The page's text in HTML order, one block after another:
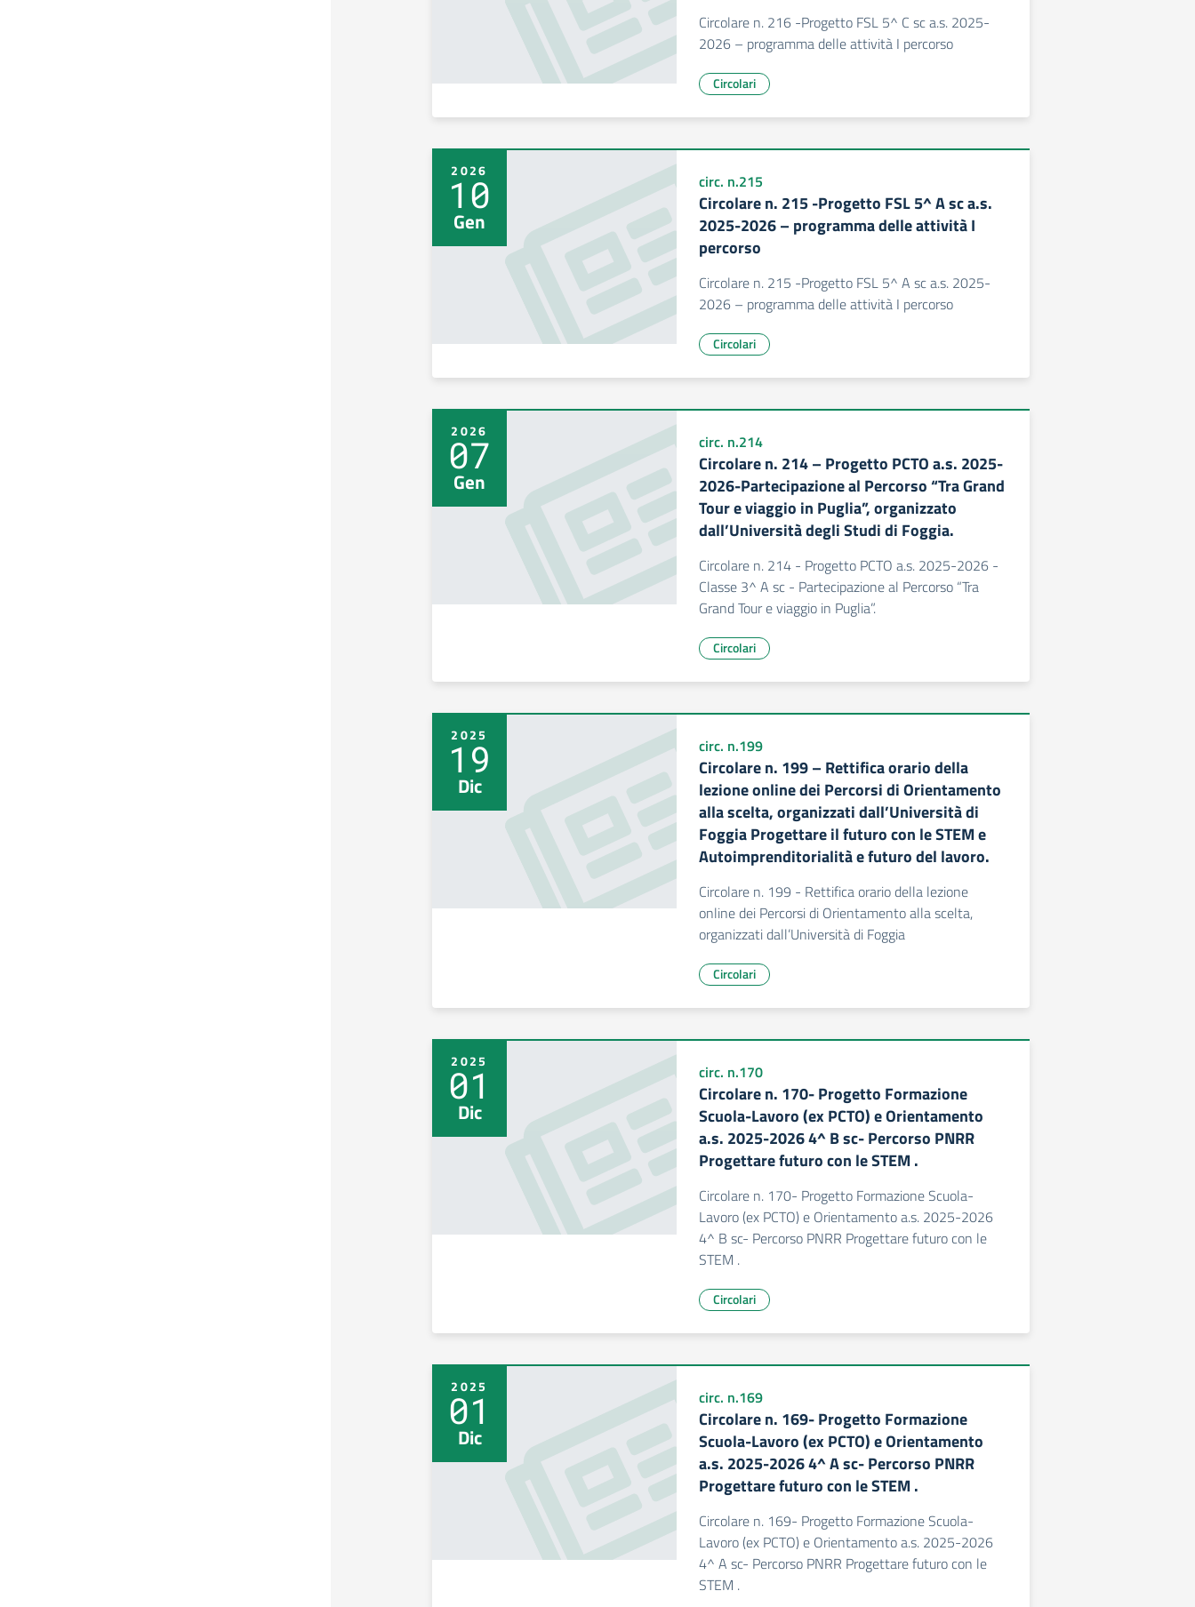
Circolare n. 216 -Progetto FSL 5^ C sc a.s. 2025-
2026 – programma delle attività I percorso
Circolari
2026
10
Gen
circ. n.215
Circolare n. 215 -Progetto FSL 5^ A sc a.s.
2025-2026 – programma delle attività I
percorso
Circolare n. 215 -Progetto FSL 5^ A sc a.s. 2025-
2026 – programma delle attività I percorso
Circolari
2026
07
Gen
circ. n.214
Circolare n. 214 – Progetto PCTO a.s. 2025-
2026-Partecipazione al Percorso “Tra Grand
Tour e viaggio in Puglia”, organizzato
dall’Università degli Studi di Foggia.
Circolare n. 214 - Progetto PCTO a.s. 2025-2026 -
Classe 3^ A sc - Partecipazione al Percorso “Tra
Grand Tour e viaggio in Puglia”.
Circolari
2025
19
Dic
circ. n.199
Circolare n. 199 – Rettifica orario della
lezione online dei Percorsi di Orientamento
alla scelta, organizzati dall’Università di
Foggia Progettare il futuro con le STEM e
Autoimprenditorialità e futuro del lavoro.
Circolare n. 199 - Rettifica orario della lezione
online dei Percorsi di Orientamento alla scelta,
organizzati dall’Università di Foggia
Circolari
2025
01
Dic
circ. n.170
Circolare n. 170- Progetto Formazione
Scuola-Lavoro (ex PCTO) e Orientamento
a.s. 2025-2026 4^ B sc- Percorso PNRR
Progettare futuro con le STEM .
Circolare n. 170- Progetto Formazione Scuola-
Lavoro (ex PCTO) e Orientamento a.s. 2025-2026
4^ B sc- Percorso PNRR Progettare futuro con le
STEM .
Circolari
2025
01
Dic
circ. n.169
Circolare n. 169- Progetto Formazione
Scuola-Lavoro (ex PCTO) e Orientamento
a.s. 2025-2026 4^ A sc- Percorso PNRR
Progettare futuro con le STEM .
Circolare n. 169- Progetto Formazione Scuola-
Lavoro (ex PCTO) e Orientamento a.s. 2025-2026
4^ A sc- Percorso PNRR Progettare futuro con le
STEM .